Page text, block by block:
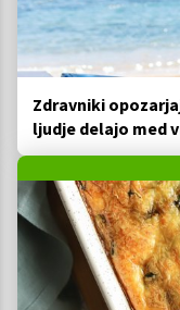
Zdravniki
ljudje delajo med